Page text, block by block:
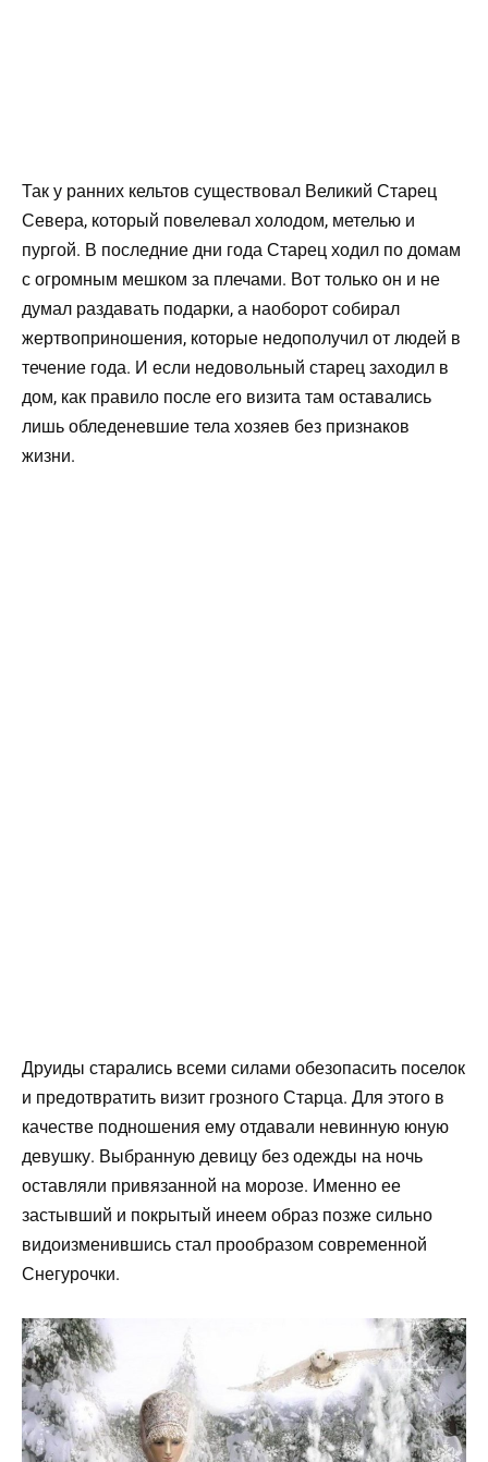
Так у ранних кельтов существовал Великий Старец
Севера, который повелевал холодом, метелью и
пургой. В последние дни года Старец ходил по домам
с огромным мешком за плечами. Вот только он и не
думал раздавать подарки, а наоборот собирал
жертвоприношения, которые недополучил от людей в
течение года. И если недовольный старец заходил в
дом, как правило после его визита там оставались
лишь обледеневшие тела хозяев без признаков
жизни.
Друиды старались всеми силами обезопасить поселок
и предотвратить визит грозного Старца. Для этого в
качестве подношения ему отдавали невинную юную
девушку. Выбранную девицу без одежды на ночь
оставляли привязанной на морозе. Именно ее
застывший и покрытый инеем образ позже сильно
видоизменившись стал прообразом современной
Снегурочки.